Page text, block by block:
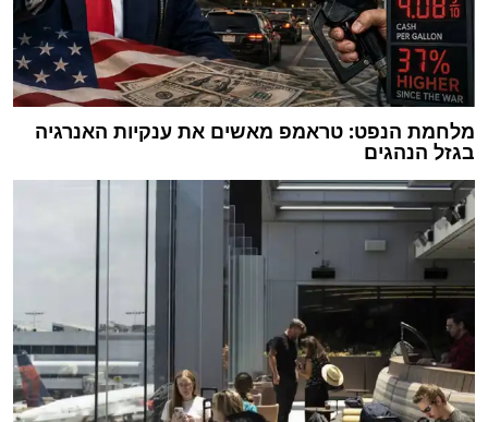
מלחמת הנפט: טראמפ מאשים את ענקיות האנרגיה
בגזל הנהגים